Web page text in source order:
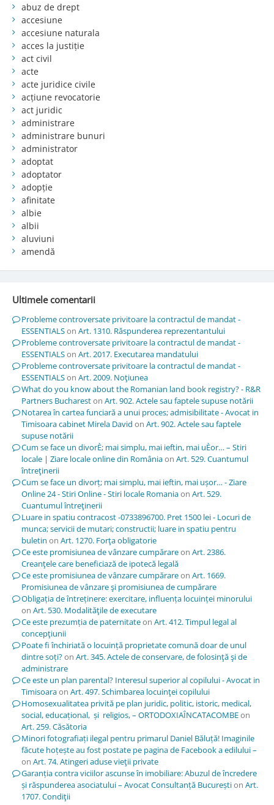
abuz de drept
accesiune
accesiune naturala
acces la justiție
act civil
acte
acte juridice civile
acțiune revocatorie
act juridic
administrare
administrare bunuri
administrator
adoptat
adoptator
adopție
afinitate
albie
albii
aluviuni
amendă
Ultimele comentarii
Probleme controversate privitoare la contractul de mandat -
ESSENTIALSon Art. 1310. Răspunderea reprezentantului
Probleme controversate privitoare la contractul de mandat -
ESSENTIALSon Art. 2017. Executarea mandatului
Probleme controversate privitoare la contractul de mandat -
ESSENTIALSon Art. 2009. Noţiunea
What do you know about the Romanian land book registry? - R&R
Partners Buchareston Art. 902. Actele sau faptele supuse notării
Notarea în cartea funciară a unui proces; admisibilitate - Avocat in
Timisoara cabinet Mirela David on Art. 902. Actele sau faptele
supuse notării
Cum se face un divorÈ; mai simplu, mai ieftin, mai uÈor… – Stiri
locale | Ziare locale online din Româniaon Art. 529. Cuantumul
întreţinerii
Cum se face un divorț; mai simplu, mai ieftin, mai ușor… - Ziare
Online 24 - Stiri Online - Stiri locale Romaniaon Art. 529.
Cuantumul întreţinerii
Luare in spatiu contracost -0733896700. Pret 1500 lei - Locuri de
munca; servicii de mutari; constructii; luare in spatiu pentru
buletin on Art. 1270. Forţa obligatorie
Ce este promisiunea de vânzare cumpărareon Art. 2386.
Creanţele care beneficiază de ipotecă legală
Ce este promisiunea de vânzare cumpărareon Art. 1669.
Promisiunea de vânzare şi promisiunea de cumpărare
Obligația de întreținere: exercitare, influența locuinței minorului
on Art. 530. Modalităţile de executare
Ce este prezumția de paternitateon Art. 412. Timpul legal al
concepţiunii
Poate fi închiriată o locuință proprietate comună doar de unul
dintre soți?on Art. 345. Actele de conservare, de folosinţă şi de
administrare
Ce este un plan parental? Interesul superior al copilului - Avocat in
Timisoaraon Art. 497. Schimbarea locuinţei copilului
Homosexualitatea privită pe plan juridic, politic, istoric, medical,
social, educațional, și religios, – ORTODOXIAÎNCATACOMBEon
Art. 259. Căsătoria
Minori fotografiați ilegal pentru primarul Daniel Băluță! Imaginile
făcute hoțește au fost postate pe pagina de Facebook a edilului –
on Art. 74. Atingeri aduse vieţii private
Garanția contra viciilor ascunse în imobiliare: Abuzul de încredere
și răspunderea asociatului – Avocat Consultanță Bucureștion Art.
1707. Condiţii